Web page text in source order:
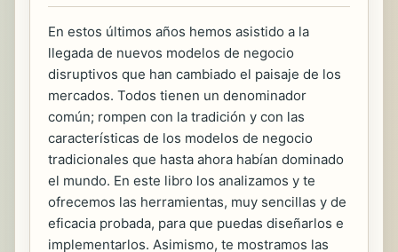
En estos últimos años hemos asistido a la
llegada de nuevos modelos de negocio
disruptivos que han cambiado el paisaje de los
mercados. Todos tienen un denominador
común; rompen con la tradición y con las
características de los modelos de negocio
tradicionales que hasta ahora habían dominado
el mundo. En este libro los analizamos y te
ofrecemos las herramientas, muy sencillas y de
eficacia probada, para que puedas diseñarlos e
implementarlos. Asimismo, te mostramos las